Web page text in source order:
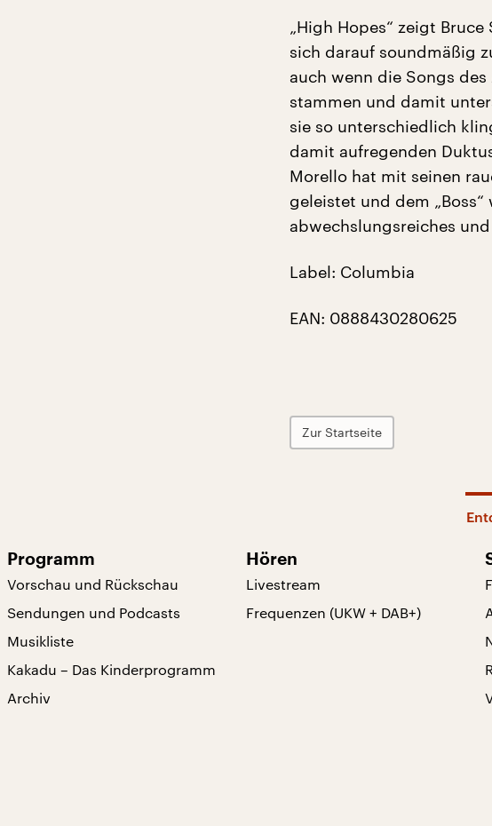
„High Hopes“ zeigt
sich darauf soundmäßig
auch wenn die Songs
stammen und damit
sie so unterschiedlich
damit aufregenden
Morello hat mit seinen
geleistet und dem
abwechslungsreiches
Label: Columbia
EAN: 0888430280625
Zur Startseite
Programm
Vorschau und Rückschau
Sendungen und Podcasts
Musikliste
Kakadu – Das Kinderprogramm
Archiv
Hören
Livestream
Frequenzen (UKW + DAB+)